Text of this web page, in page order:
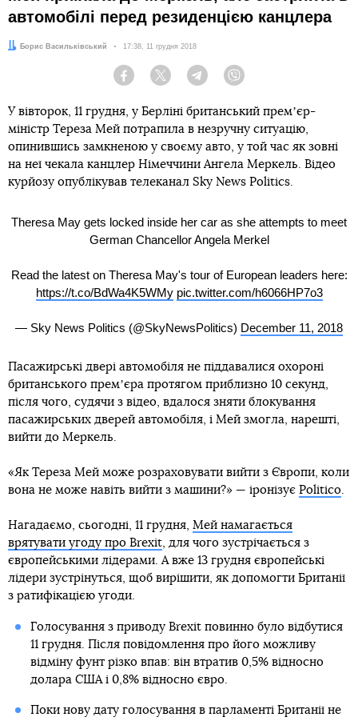
автомобілі перед резиденцією канцлера
Автор:Борис Васильківський Дата:
17:38, 11 грудня 2018
Facebook Twitter Telegram
У вівторок, 11 грудня, у Берліні британський премʼєр-
міністр Тереза Мей потрапила в незручну ситуацію,
опинившись замкненою у своєму авто, у той час як зовні
на неї чекала канцлер Німеччини Ангела Меркель. Відео
курйозу опублікував телеканал Sky News Politics.
Theresa May gets locked inside her car as she attempts to meet
German Chancellor Angela Merkel
Read the latest on Theresa May's tour of European leaders here:
https://t.co/BdWa4K5WMy pic.twitter.com/h6066HP7o3
— Sky News Politics (@SkyNewsPolitics) December 11, 2018
Пасажирські двері автомобіля не піддавалися охороні
британського премʼєра протягом приблизно 10 секунд,
після чого, судячи з відео, вдалося зняти блокування
пасажирських дверей автомобіля, і Мей змогла, нарешті,
вийти до Меркель.
«Як Тереза Мей може розраховувати вийти з Європи, коли
вона не може навіть вийти з машини?» — іронізує Politico.
Нагадаємо, сьогодні, 11 грудня, Мей намагається
врятувати угоду про Brexit, для чого зустрічається з
європейськими лідерами. А вже 13 грудня європейські
лідери зустрінуться, щоб вирішити, як допомогти Британії
з ратифікацією угоди.
Голосування з приводу Brexit повинно було відбутися
11 грудня. Після повідомлення про його можливу
відміну фунт різко впав: він втратив 0,5% відносно
долара США і 0,8% відносно євро.
Поки нову дату голосування в парламенті Британії не